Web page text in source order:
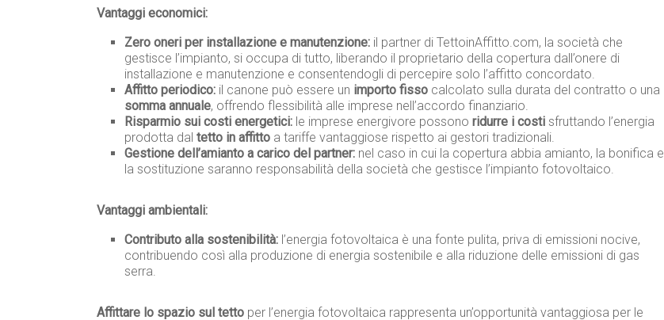
Vantaggi economici:
Zero oneri per installazione e manutenzione: il partner di TettoinAffitto.com, la società che
gestisce l’impianto, si occupa di tutto, liberando il proprietario della copertura dall’onere di
installazione e manutenzione e consentendogli di percepire solo l’affitto concordato.
Affitto periodico: il canone può essere un importo fisso calcolato sulla durata del contratto o una
somma annuale, offrendo flessibilità alle imprese nell’accordo finanziario.
Risparmio sui costi energetici: le imprese energivore possono ridurre i costi sfruttando l’energia
prodotta dal tetto in affitto a tariffe vantaggiose rispetto ai gestori tradizionali.
Gestione dell’amianto a carico del partner: nel caso in cui la copertura abbia amianto, la bonifica e
la sostituzione saranno responsabilità della società che gestisce l’impianto fotovoltaico.
Vantaggi ambientali:
Contributo alla sostenibilità: l’energia fotovoltaica è una fonte pulita, priva di emissioni nocive,
contribuendo così alla produzione di energia sostenibile e alla riduzione delle emissioni di gas
serra.
Affittare lo spazio sul tetto per l’energia fotovoltaica rappresenta un’opportunità vantaggiosa per le